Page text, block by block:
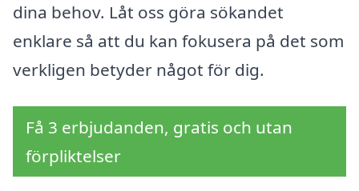
dina behov. Låt oss göra sökandet
enklare så att du kan fokusera på det som
verkligen betyder något för dig.
Få 3 erbjudanden, gratis och utan
förpliktelser